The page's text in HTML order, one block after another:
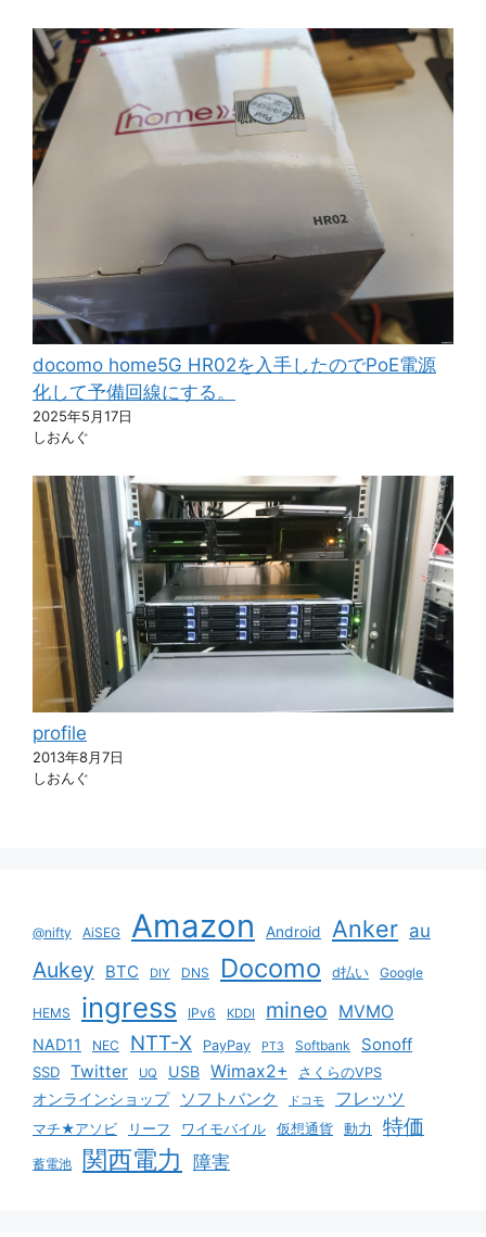
docomo home5G HR02を入手したのでPoE電源
化して予備回線にする。
2025年5月17日
しおんぐ
profile
2013年8月7日
しおんぐ
@nifty AiSEG Amazon Android Anker au
Aukey BTC DIY DNS Docomo d払い Google
HEMS ingress IPv6 KDDI mineo MVMO
NAD11 NEC NTT-X PayPay PT3 Softbank Sonoff
SSD Twitter UQ USB Wimax2+ さくらのVPS
オンラインショップ ソフトバンク ドコモ フレッツ
マチ★アソビ リーフ ワイモバイル 仮想通貨 動力 特価
蓄電池 関西電力 障害